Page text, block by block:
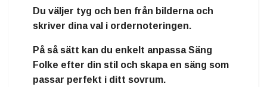
Du väljer tyg och ben från bilderna och
skriver dina val i ordernoteringen.
På så sätt kan du enkelt anpassa Säng
Folke efter din stil och skapa en säng som
passar perfekt i ditt sovrum.